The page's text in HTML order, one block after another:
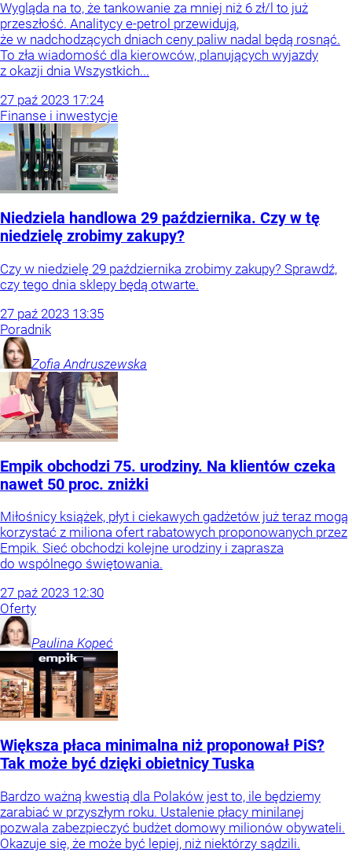
Wygląda na to, że tankowanie za mniej niż 6 zł/l to już
przeszłość. Analitycy e-petrol przewidują,
że w nadchodzących dniach ceny paliw nadal będą rosnąć.
To zła wiadomość dla kierowców, planujących wyjazdy
z okazji dnia Wszystkich...
27 paź 2023 17:24
Finanse i inwestycje
Niedziela handlowa 29 października. Czy w tę
niedzielę zrobimy zakupy?
Czy w niedzielę 29 października zrobimy zakupy? Sprawdź,
czy tego dnia sklepy będą otwarte.
27 paź 2023 13:35
Poradnik
Zofia Andruszewska
Empik obchodzi 75. urodziny. Na klientów czeka
nawet 50 proc. zniżki
Miłośnicy książek, płyt i ciekawych gadżetów już teraz mogą
korzystać z miliona ofert rabatowych proponowanych przez
Empik. Sieć obchodzi kolejne urodziny i zaprasza
do wspólnego świętowania.
27 paź 2023 12:30
Oferty
Paulina Kopeć
Większa płaca minimalna niż proponował PiS?
Tak może być dzięki obietnicy Tuska
Bardzo ważną kwestią dla Polaków jest to, ile będziemy
zarabiać w przyszłym roku. Ustalenie płacy minilanej
pozwala zabezpieczyć budżet domowy milionów obywateli.
Okazuje się, że może być lepiej, niż niektórzy sądzili.